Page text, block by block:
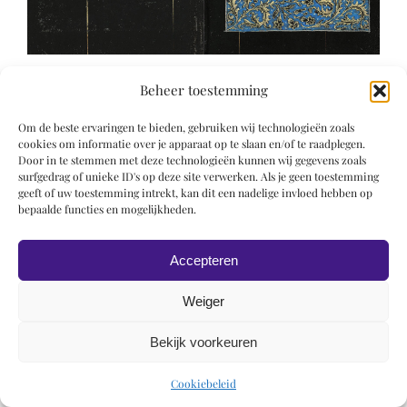
Beheer toestemming
Om de beste ervaringen te bieden, gebruiken wij technologieën zoals
cookies om informatie over je apparaat op te slaan en/of te raadplegen.
Door in te stemmen met deze technologieën kunnen wij gegevens zoals
surfgedrag of unieke ID's op deze site verwerken. Als je geen toestemming
geeft of uw toestemming intrekt, kan dit een nadelige invloed hebben op
bepaalde functies en mogelijkheden.
Accepteren
Weiger
Bekijk voorkeuren
Cookiebeleid
© 2019 Roel Wiechers | Powered byROCK Design